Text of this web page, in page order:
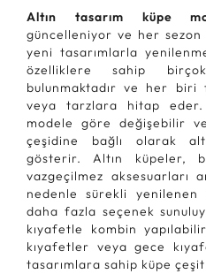
Altın tasarım küpe
güncelleniyor ve her sezon
yeni tasarımlarla
özelliklere sahip
bulunmaktadır ve her biri
veya tarzlara hitap
modele göre değişebilir
çeşidine bağlı olarak
gösterir. Altın küpeler,
vazgeçilmez aksesuarları
nedenle sürekli yenilenen
daha fazla seçenek
kıyafetle kombin
kıyafetler veya gece
tasarımlara sahip küpe